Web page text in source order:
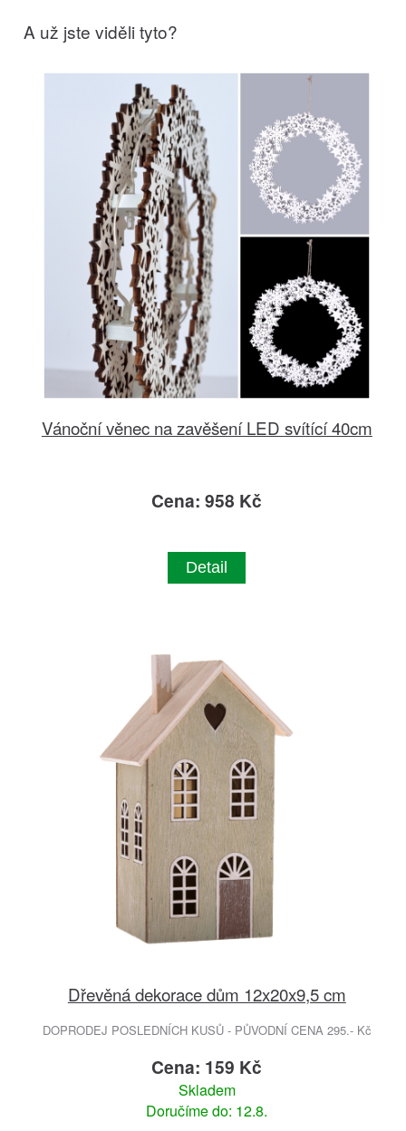
A už jste viděli tyto?
Vánoční věnec na zavěšení LED svítící 40cm
Cena: 958 Kč
Detail
Dřevěná dekorace dům 12x20x9,5 cm
DOPRODEJ POSLEDNÍCH KUSŮ - PŮVODNÍ CENA 295.- Kč
Cena: 159 Kč
Skladem
Doručíme do: 12.8.